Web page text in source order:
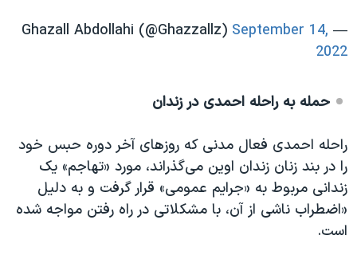
— Ghazall Abdollahi (@Ghazzallz)
September 14,
2022
حمله به راحله احمدی در زندان
راحله احمدی فعال مدنی که روزهای آخر دوره حبس خود
را در بند زنان زندان اوین می‌گذراند، مورد «تهاجم» یک
زندانی مربوط به «جرایم عمومی» قرار گرفت و به دلیل
«اضطراب ناشی از آن، با مشکلاتی در راه رفتن مواجه شده
است.